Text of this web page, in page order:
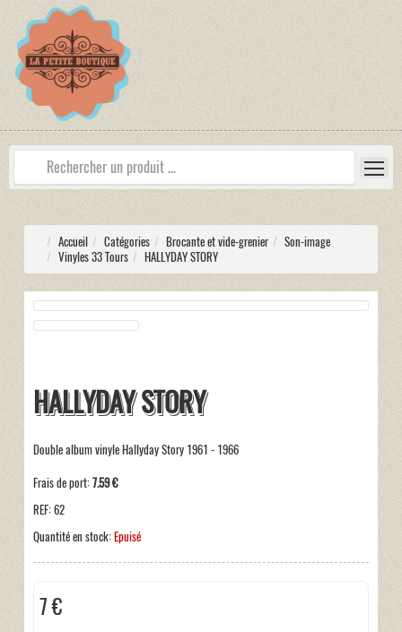
Accueil Catégories Brocante et vide-grenier
Son-image
Vinyles 33 Tours
HALLYDAY STORY
HALLYDAY STORY
Double album vinyle Hallyday Story 1961 - 1966
Frais de port:7.59 €
REF:62
Quantité en stock:Epuisé
7 €